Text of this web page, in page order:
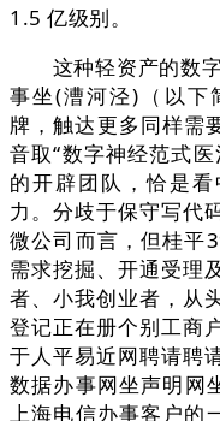
1.5 亿级别。
这种轻资产的数字
事坐(漕河泾)（以下
牌，触达更多同样需
音取“数字神经范式
的开辟团队，恰是
力。分歧于保守写代
微公司而言，但桂平
需求挖掘、开通受理
者、小我创业者，从
登记正在册个别工商
于人平易近网聘请聘
数据办事网坐声明网
上海电信办事客户的